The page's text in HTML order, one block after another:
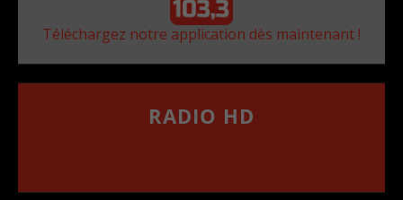
Téléchargez notre application dès maintenant !
RADIO HD